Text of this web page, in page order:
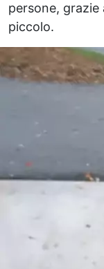
persone, grazie
piccolo.